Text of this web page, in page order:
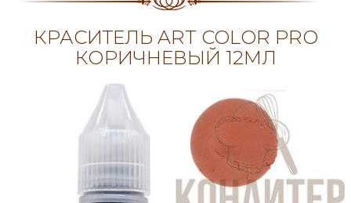
КРАСИТЕЛЬ ART COLOR PRO
КОРИЧНЕВЫЙ 12МЛ